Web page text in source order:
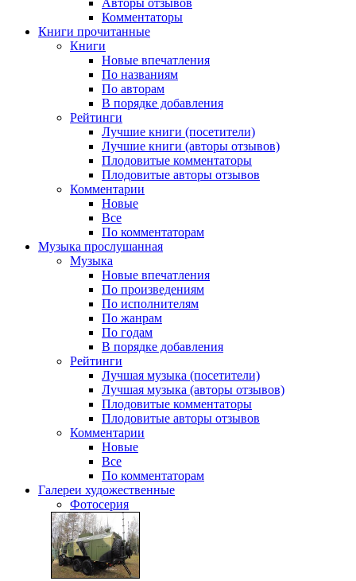
Комментаторы
Книги прочитанные
Книги
Новые впечатления
По названиям
По авторам
В порядке добавления
Рейтинги
Лучшие книги (посетители)
Лучшие книги (авторы отзывов)
Плодовитые комментаторы
Плодовитые авторы отзывов
Комментарии
Новые
Все
По комментаторам
Музыка прослушанная
Музыка
Новые впечатления
По произведениям
По исполнителям
По жанрам
По годам
В порядке добавления
Рейтинги
Лучшая музыка (посетители)
Лучшая музыка (авторы отзывов)
Плодовитые комментаторы
Плодовитые авторы отзывов
Комментарии
Новые
Все
По комментаторам
Галереи художественные
Фотосерия